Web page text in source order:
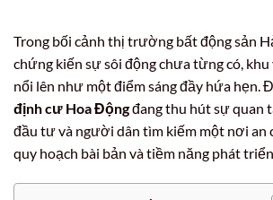
Trong bối cảnh thị trường bất động sản
chứng kiến sự sôi động chưa từng có,
nổi lên như một điểm sáng đầy hứa hẹn.
định cư Hoa Độngđang thu hút sự quan
đầu tư và người dân tìm kiếm một nơi an
quy hoạch bài bản và tiềm năng phát